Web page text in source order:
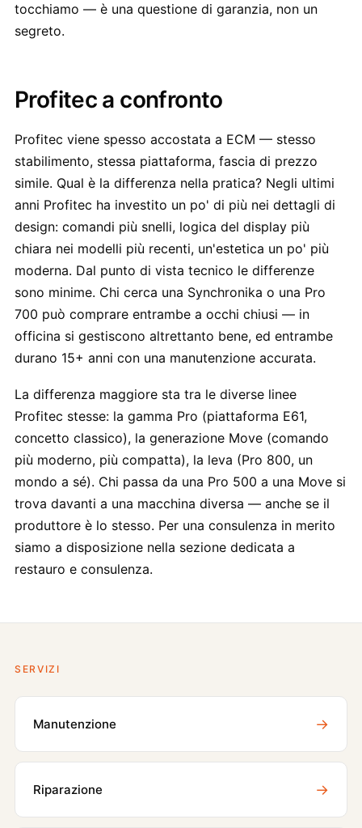
tocchiamo — è una questione di garanzia, non un
segreto.
Profitec a confronto
Profitec viene spesso accostata a ECM — stesso
stabilimento, stessa piattaforma, fascia di prezzo
simile. Qual è la differenza nella pratica? Negli ultimi
anni Profitec ha investito un po' di più nei dettagli di
design: comandi più snelli, logica del display più
chiara nei modelli più recenti, un'estetica un po' più
moderna. Dal punto di vista tecnico le differenze
sono minime. Chi cerca una Synchronika o una Pro
700 può comprare entrambe a occhi chiusi — in
officina si gestiscono altrettanto bene, ed entrambe
durano 15+ anni con una manutenzione accurata.
La differenza maggiore sta tra le diverse linee
Profitec stesse: la gamma Pro (piattaforma E61,
concetto classico), la generazione Move (comando
più moderno, più compatta), la leva (Pro 800, un
mondo a sé). Chi passa da una Pro 500 a una Move si
trova davanti a una macchina diversa — anche se il
produttore è lo stesso. Per una consulenza in merito
siamo a disposizione nella sezione dedicata a
restauro e consulenza.
SERVIZI
Manutenzione →
Riparazione →